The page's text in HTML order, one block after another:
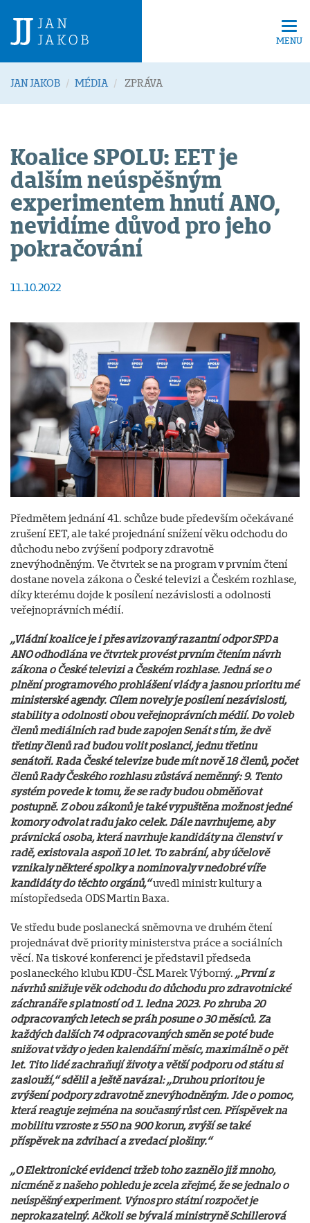
MENU
JAN JAKOB MÉDIA ZPRÁVA
Koalice SPOLU: EET je
dalším neúspěšným
experimentem hnutí ANO,
nevidíme důvod pro jeho
pokračování
11.10.2022
Předmětem jednání 41. schůze bude především očekávané
zrušení EET, ale také projednání snížení věku odchodu do
důchodu nebo zvýšení podpory zdravotně
znevýhodněným. Ve čtvrtek se na program v prvním čtení
dostane novela zákona o České televizi a Českém rozhlase,
díky kterému dojde k posílení nezávislosti a odolnosti
veřejnoprávních médií.
„Vládní koalice je i přes avizovaný razantní odpor SPD a
ANO odhodlána ve čtvrtek provést prvním čtením návrh
zákona o České televizi a Českém rozhlase. Jedná se o
plnění programového prohlášení vlády a jasnou prioritu mé
ministerské agendy. Cílem novely je posílení nezávislosti,
stability a odolnosti obou veřejnoprávních médií. Do voleb
členů mediálních rad bude zapojen Senát s tím, že dvě
třetiny členů rad budou volit poslanci, jednu třetinu
senátoři. Rada České televize bude mít nově 18 členů, počet
členů Rady Českého rozhlasu zůstává neměnný: 9. Tento
systém povede k tomu, že se rady budou obměňovat
postupně. Z obou zákonů je také vypuštěna možnost jedné
komory odvolat radu jako celek. Dále navrhujeme, aby
právnická osoba, která navrhuje kandidáty na členství v
radě, existovala aspoň 10 let. To zabrání, aby účelově
vznikaly některé spolky a nominovaly v nedobré víře
kandidáty do těchto orgánů,“uvedl ministr kultury a
místopředseda ODS Martin Baxa.
Ve středu bude poslanecká sněmovna ve druhém čtení
projednávat dvě priority ministerstva práce a sociálních
věcí. Na tiskové konferenci je představil předseda
poslaneckého klubu KDU-ČSL Marek Výborný. „První z
návrhů snižuje věk odchodu do důchodu pro zdravotnické
záchranáře s platností od 1. ledna 2023. Po zhruba 20
odpracovaných letech se práh posune o 30 měsíců. Za
každých dalších 74 odpracovaných směn se poté bude
snižovat vždy o jeden kalendářní měsíc, maximálně o pět
let. Tito lidé zachraňují životy a větší podporu od státu si
zaslouží,“ sdělil a ještě navázal: „Druhou prioritou je
zvýšení podpory zdravotně znevýhodněným. Jde o pomoc,
která reaguje zejména na současný růst cen. Příspěvek na
mobilitu vzroste z 550 na 900 korun, zvýší se také
příspěvek na zdvihací a zvedací plošiny.“
„O Elektronické evidenci tržeb toho zaznělo již mnoho,
nicméně z našeho pohledu je zcela zřejmé, že se jednalo o
neúspěšný experiment. Výnos pro státní rozpočet je
neprokazatelný. Ačkoli se bývalá ministryně Schillerová